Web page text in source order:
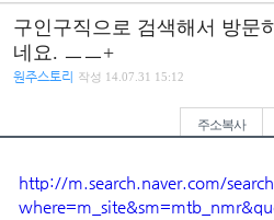
구인구직으로 검색해서 방문
네요. ㅡㅡ+
원주스토리 작성 14.07.31 15:12
주소복사
http://m.search.naver.com/